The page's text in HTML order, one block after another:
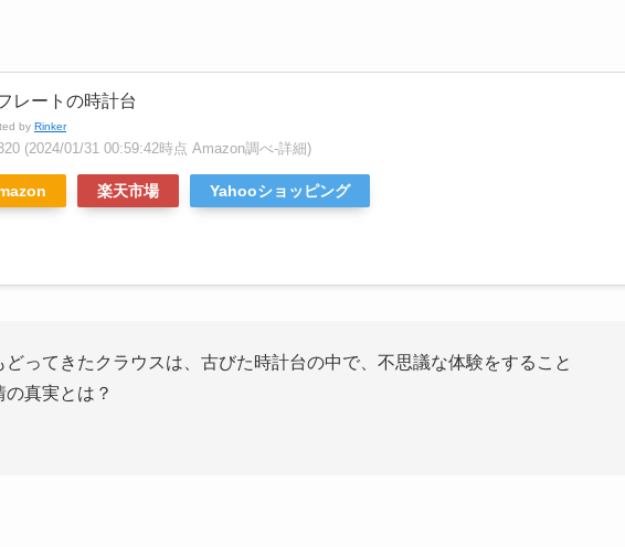
レートの時計台
by Rinker
(2024/01/31 00:59:42時点 Amazon調べ-詳細)
楽天市場 Yahooショッピング
ってきたクラウスは、古びた時計台の中で、不思議な体験をすること
真実とは？